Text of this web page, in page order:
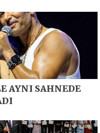
AYNI SAHNEDE